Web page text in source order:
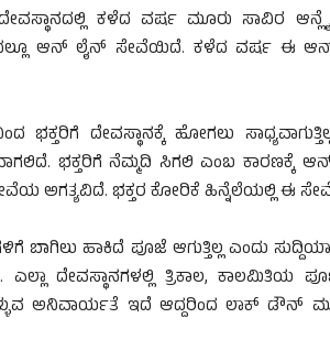
ದೇವಸ್ಥಾನದಲ್ಲಿ ಕಳೆದ ವರ್ಷ ಮೂರು ಸಾವಿರ
ಆನ್ ಲೈನ್ ಸೇವೆಯಿದೆ. ಕಳೆದ ವರ್ಷ ಈ
ಭಕ್ತರಿಗೆ ದೇವಸ್ಥಾನಕ್ಕೆ ಹೋಗಲು
ಭಕ್ತರಿಗೆ ನೆಮ್ಮದಿ ಸಿಗಲಿ ಎಂಬ ಕಾರಣಕ್ಕೆ
ಅಗತ್ಯವಿದೆ. ಭಕ್ತರ ಕೋರಿಕೆ ಹಿನ್ನೆಲೆಯಲ್ಲಿ ಈ
ಬಾಗಿಲು ಹಾಕಿದೆ ಪೂಜೆ ಆಗುತ್ತಿಲ್ಲ ಎಂದು
ಎಲ್ಲಾ ದೇವಸ್ಥಾನಗಳಲ್ಲಿ ತ್ರಿಕಾಲ, ಕಾಲಮಿತಿಯ
ಅನಿವಾರ್ಯತೆ ಇದೆ ಆದ್ದರಿಂದ ಲಾಕ್ ಡೌನ್